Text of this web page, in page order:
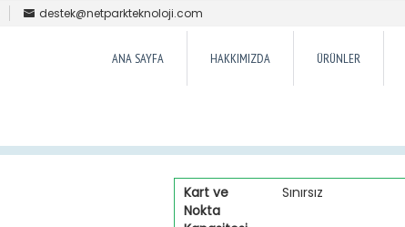
destek@netparkteknoloji.com
ANA SAYFA HAKKIMIZDA ÜRÜNLER
Kart ve
Nokta
Sınırsız